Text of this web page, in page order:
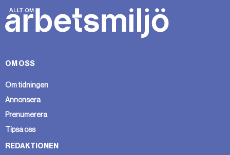
OM OSS
Om tidningen
Annonsera
Prenumerera
Tipsa oss
REDAKTIONEN